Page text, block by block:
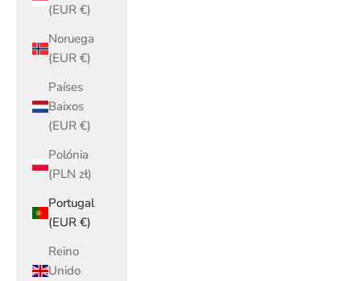
(EUR €)
Noruega
(EUR €)
Países
Baixos
(EUR €)
Polónia
(PLN zł)
Portugal
(EUR €)
Reino
Unido